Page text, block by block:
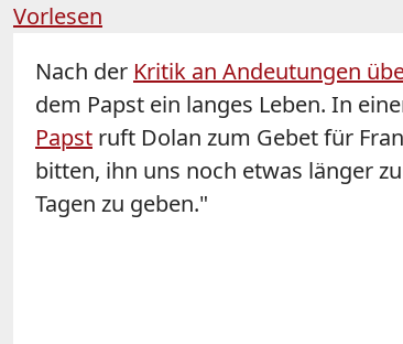
Vorlesen
Nach der Kritik an Andeutungen
dem Papst ein langes Leben. In
Papst ruft Dolan zum Gebet für
bitten, ihn uns noch etwas länger
Tagen zu geben."